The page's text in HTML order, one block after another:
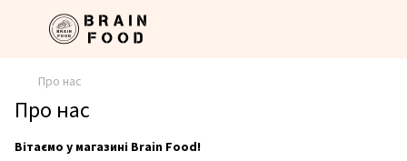
Про нас
Про нас
Вітаємо у магазині Brain Food!